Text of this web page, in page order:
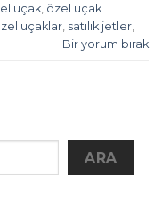
uçak özel uçak
uçaklar satılık jetler
Bir yorum bırak
ARA